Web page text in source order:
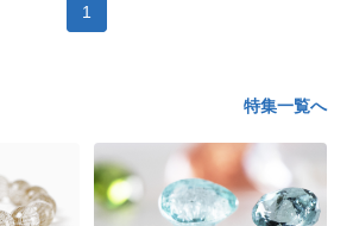
1
特集一覧へ